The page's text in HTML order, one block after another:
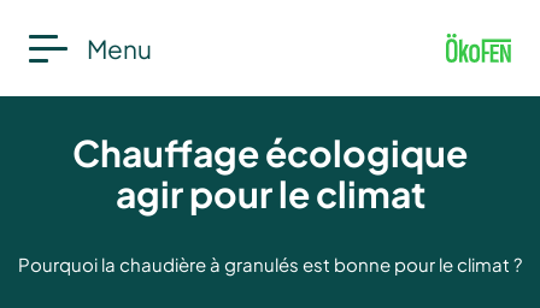
Menu
Chauffage écologique
agir pour le climat
Pourquoi la chaudière à granulés est bonne pour le climat ?